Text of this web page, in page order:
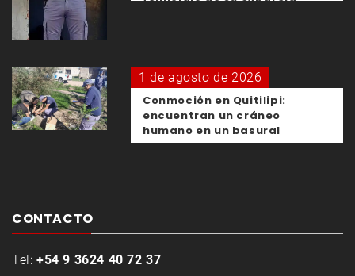
1 de agosto de 2026
Conmoción en Quitilipi:
encuentran un cráneo
humano en un basural
CONTACTO
Tel: +54 9 3624 40 72 37